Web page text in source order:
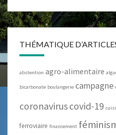
THÉMATIQUE
abstention agro-alimentaire
bicarbonate boulangerie campagne
coronaviruscovid-19
ferroviaire financement